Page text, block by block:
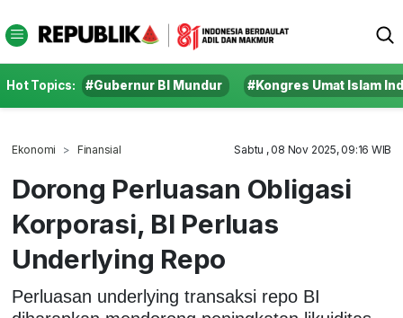
Hot Topics: #Gubernur BI Mundur #Kongres Umat Islam
Ekonomi Finansial Sabtu , 08 Nov 2025, 09:16 WIB
Dorong Perluasan Obligasi
Korporasi, BI Perluas
Underlying Repo
Perluasan underlying transaksi repo BI